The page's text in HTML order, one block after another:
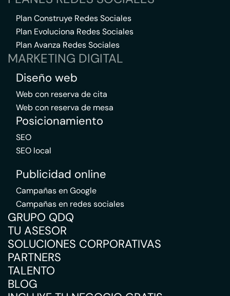
Plan Construye Redes Sociales
Plan Evoluciona Redes Sociales
Plan Avanza Redes Sociales
MARKETING DIGITAL
Diseño web
Web con reserva de cita
Web con reserva de mesa
Posicionamiento
SEO
SEO local
Publicidad online
Campañas en Google
Campañas en redes sociales
GRUPO QDQ
TU ASESOR
SOLUCIONES CORPORATIVAS
PARTNERS
TALENTO
BLOG